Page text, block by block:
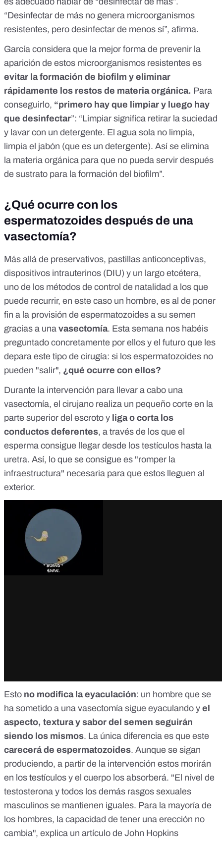
“Desinfectar de más no genera microorganismos
resistentes, pero desinfectar de menos sí”, afirma.
García considera que la mejor forma de prevenir la
aparición de estos microorganismos resistentes es
evitar la formación de biofilm y eliminar
rápidamente los restos de materia orgánica. Para
conseguirlo, “primero hay que limpiar y luego hay
que desinfectar”: “Limpiar significa retirar la suciedad
y lavar con un detergente. El agua sola no limpia,
limpia el jabón (que es un detergente). Así se elimina
la materia orgánica para que no pueda servir después
de sustrato para la formación del biofilm”.
¿Qué ocurre con los
espermatozoides después de una
vasectomía?
Más allá de preservativos, pastillas anticonceptivas,
dispositivos intrauterinos (DIU) y un largo etcétera,
uno de los métodos de control de natalidad a los que
puede recurrir, en este caso un hombre, es al de poner
fin a la provisión de espermatozoides a su semen
gracias a una vasectomía. Esta semana nos habéis
preguntado concretamente por ellos y el futuro que les
depara este tipo de cirugía: si los espermatozoides no
pueden "salir", ¿qué ocurre con ellos?
Durante la intervención para llevar a cabo una
vasectomía, el cirujano realiza un pequeño corte en la
parte superior del escroto y liga o corta los
conductos deferentes, a través de los que el
esperma consigue llegar desde los testículos hasta la
uretra. Así, lo que se consigue es "romper la
infraestructura" necesaria para que estos lleguen al
exterior.
Esto no modifica la eyaculación: un hombre que se
ha sometido a una vasectomía sigue eyaculando y el
aspecto, textura y sabor del semen seguirán
siendo los mismos. La única diferencia es que este
carecerá de espermatozoides. Aunque se sigan
produciendo, a partir de la intervención estos morirán
en los testículos y el cuerpo los absorberá. "El nivel de
testosterona y todos los demás rasgos sexuales
masculinos se mantienen iguales. Para la mayoría de
los hombres, la capacidad de tener una erección no
cambia", explica un artículo de John Hopkins